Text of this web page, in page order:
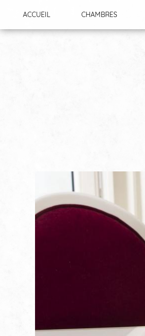
ACCUEIL CHAMBRES